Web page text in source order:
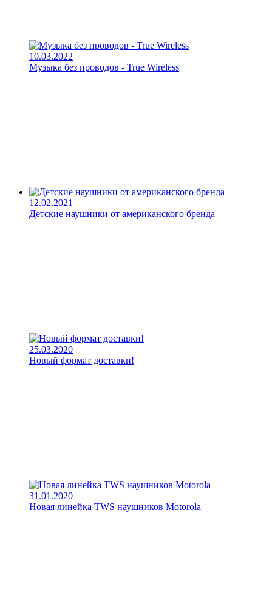
10.03.2022
Музыка без проводов - True Wireless
12.02.2021
Детские наушники от американского бренда
25.03.2020
Новый формат доставки!
31.01.2020
Новая линейка TWS наушников Motorola